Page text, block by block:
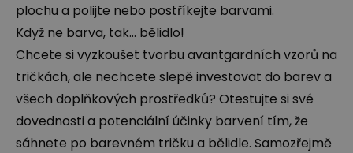
plochu a polijte nebo postříkejte barvami.
Když ne barva, tak... bělidlo!
Chcete si vyzkoušet tvorbu avantgardních vzorů na
tričkách, ale nechcete slepě investovat do barev a
všech doplňkových prostředků? Otestujte si své
dovednosti a potenciální účinky barvení tím, že
sáhnete po barevném tričku a bělidle. Samozřejmě